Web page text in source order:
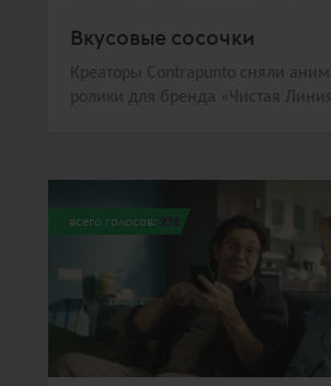
Вкусовые сосочки
Креаторы Contrаpunto сняли
ролики для бренда «Чистая
всего голосов: 232